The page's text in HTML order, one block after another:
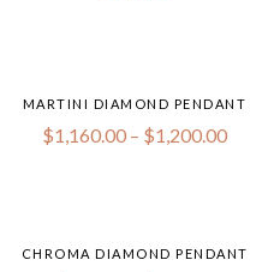
MARTINI DIAMOND PENDANT
$1,160.00 – $1,200.00
CHROMA DIAMOND PENDANT